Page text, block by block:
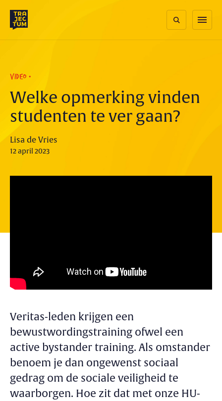
content
menu
VIDEO
Welke opmerking vinden
studenten te ver gaan?
Lisa de Vries
12 april 2023
Veritas-leden krijgen een
bewustwordingstraining ofwel een
active bystander training. Als omstander
benoem je dan ongewenst sociaal
gedrag om de sociale veiligheid te
waarborgen. Hoe zit dat met onze HU-